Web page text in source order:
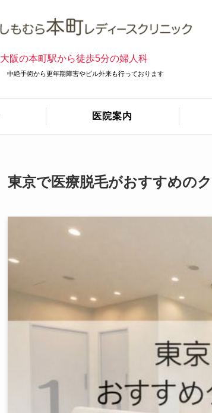
大阪の本町駅から徒歩5分の婦人科
中絶手術から更年期障害やピル外来も行っております
医院案内
東京で医療脱毛がおすすめの